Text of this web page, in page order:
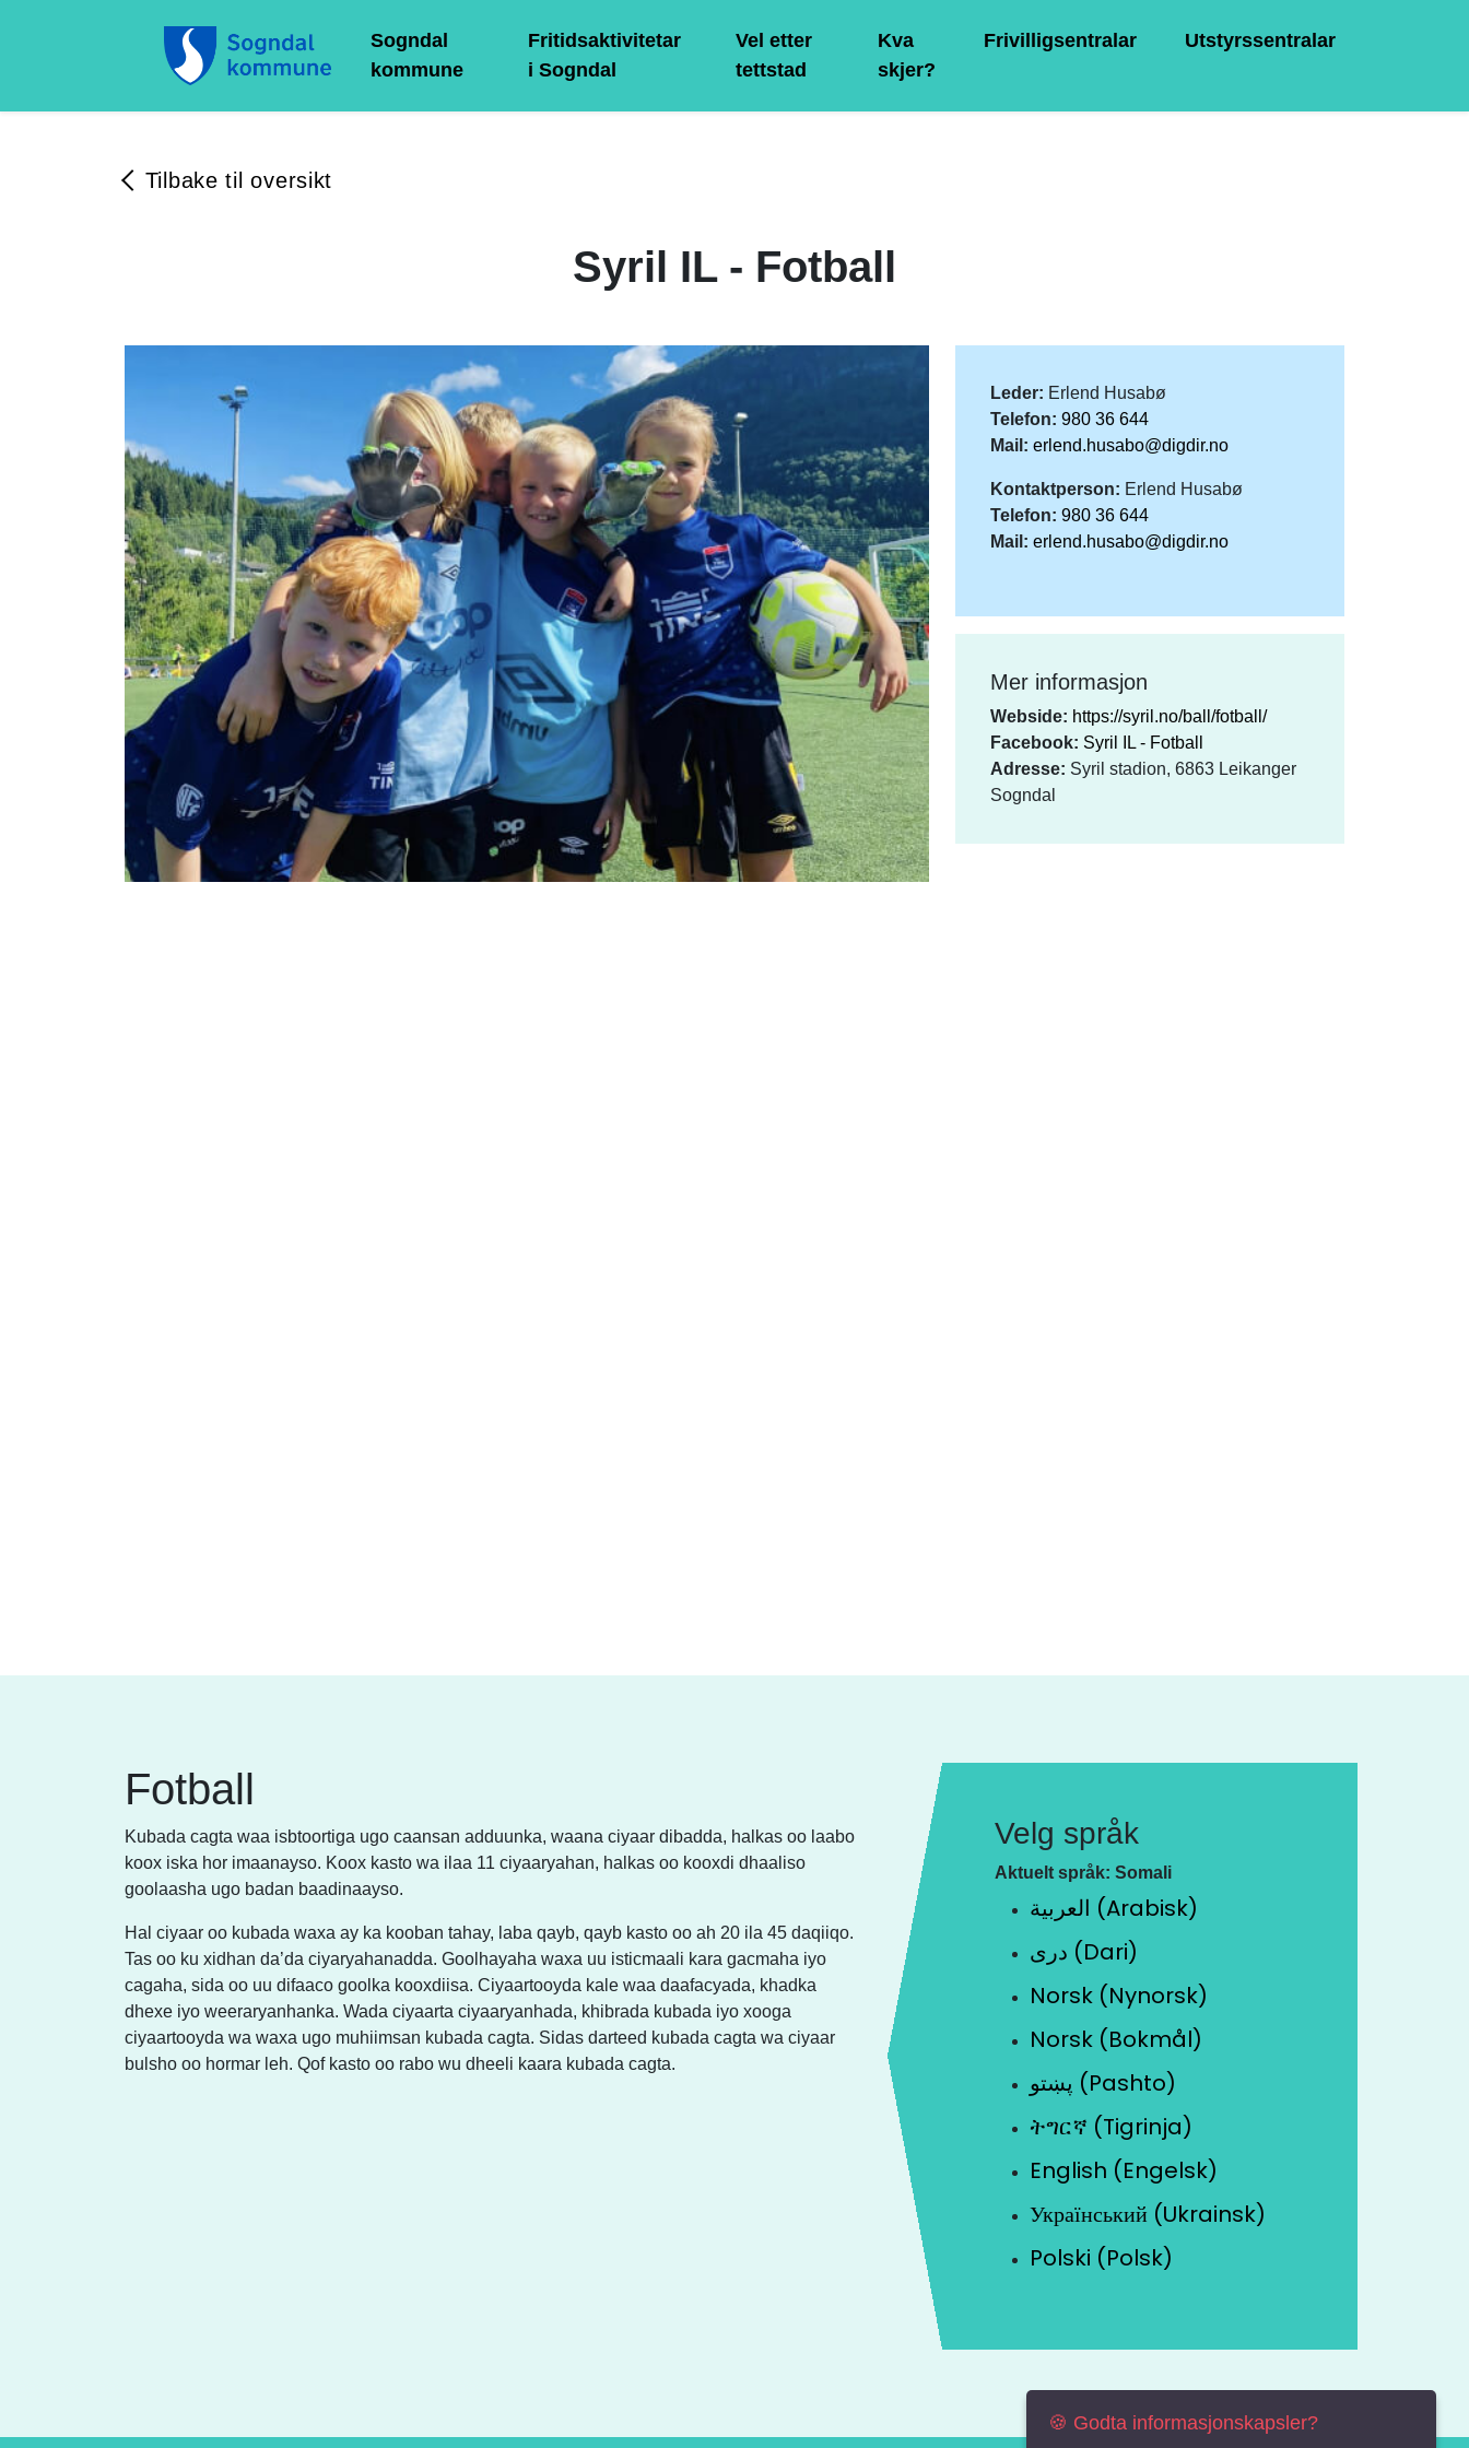
Sogndal
kommune
Fritidsaktivitetar
i Sogndal
Vel etter
tettstad
Kva
skjer?
Frivilligsentralar Utstyrssentralar
Tilbake til oversikt
Syril IL - Fotball
Leder: Erlend Husabø
Telefon: 980 36 644
Mail: erlend.husabo@digdir.no
Kontaktperson: Erlend Husabø
Telefon: 980 36 644
Mail: erlend.husabo@digdir.no
Mer informasjon
Webside: https://syril.no/ball/fotball/
Facebook: Syril IL - Fotball
Adresse: Syril stadion, 6863 Leikanger
Sogndal
Fotball
Kubada cagta waa isbtoortiga ugo caansan adduunka, waana ciyaar dibadda, halkas oo laabo
koox iska hor imaanayso. Koox kasto wa ilaa 11 ciyaaryahan, halkas oo kooxdi dhaaliso
goolaasha ugo badan baadinaayso.
Hal ciyaar oo kubada waxa ay ka kooban tahay, laba qayb, qayb kasto oo ah 20 ila 45 daqiiqo.
Tas oo ku xidhan da’da ciyaryahanadda. Goolhayaha waxa uu isticmaali kara gacmaha iyo
cagaha, sida oo uu difaaco goolka kooxdiisa. Ciyaartooyda kale waa daafacyada, khadka
dhexe iyo weeraryanhanka. Wada ciyaarta ciyaaryanhada, khibrada kubada iyo xooga
ciyaartooyda wa waxa ugo muhiimsan kubada cagta. Sidas darteed kubada cagta wa ciyaar
bulsho oo hormar leh. Qof kasto oo rabo wu dheeli kaara kubada cagta.
Velg språk
Aktuelt språk: Somali
العربية (Arabisk)
دری (Dari)
Norsk (Nynorsk)
Norsk (Bokmål)
پښتو (Pashto)
ትግርኛ (Tigrinja)
English (Engelsk)
Український (Ukrainsk)
Polski (Polsk)
🍪 Godta informasjonskapsler?